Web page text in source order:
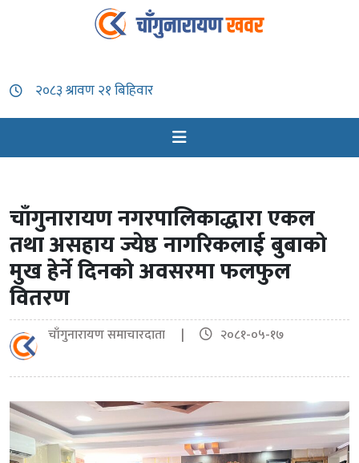
चाँगुनारायण नगरपालिकाद्धारा एकल
तथा असहाय ज्येष्ठ नागरिकलाई बुबाको
मुख हेर्ने दिनको अवसरमा फलफुल
वितरण
चाँगुनारायण समाचारदाता | २०८१-०५-१७